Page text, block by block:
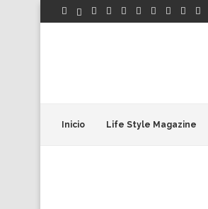
Inicio Life Style Magazine